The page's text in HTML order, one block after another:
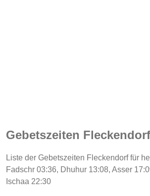
Gebetszeiten
Liste der Gebetszeiten Fleckendorf für
Fadschr 03:36, Dhuhur 13:08, Asser
Ischaa 22:30